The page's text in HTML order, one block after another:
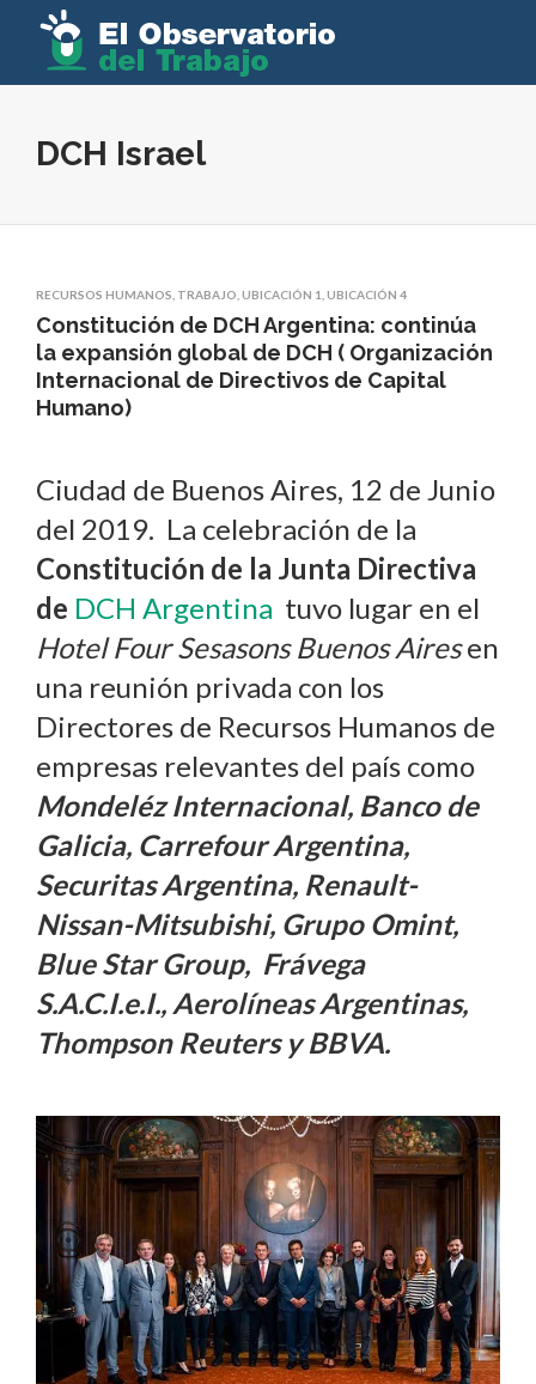
DCH Israel
RECURSOS HUMANOS TRABAJO UBICACIÓN 1 UBICACIÓN 4
Constitución de DCH Argentina: continúa
la expansión global de DCH ( Organización
Internacional de Directivos de Capital
Humano)
Ciudad de Buenos Aires, 12 de Junio
del 2019. La celebración de la
Constitución de la Junta Directiva
de DCH Argentina tuvo lugar en el
Hotel Four Sesasons Buenos Airesen
una reunión privada con los
Directores de Recursos Humanos de
empresas relevantes del país como
Mondeléz Internacional, Banco de
Galicia, Carrefour Argentina,
Securitas Argentina, Renault-
Nissan-Mitsubishi, Grupo Omint,
Blue Star Group, Frávega
S.A.C.I.e.I., Aerolíneas Argentinas,
Thompson Reuters y BBVA.